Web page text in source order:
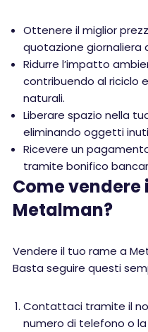
Ottenere il miglior
quotazione giornaliera
Ridurre l’impatto
contribuendo al riciclo
naturali.
Liberare spazio nella
eliminando oggetti
Ricevere un
tramite bonifico
Come vendere
Metalman?
Vendere il tuo rame a
Basta seguire questi
Contattaci tramite il
numero di telefono o